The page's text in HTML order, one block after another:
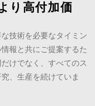
り高付加価
技術を必要なタイミン
報と共にご提案するた
けでなく、すべてのス
、生産を続けていま